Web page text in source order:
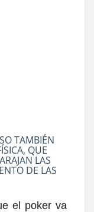
TAMBIÉN
QUE
LAS
DE LAS
el poker va